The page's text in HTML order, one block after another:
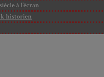
à l’écran
historien